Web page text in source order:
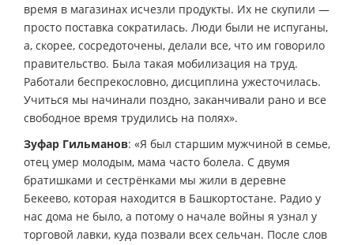
время в магазинах исчезли продукты. Их не скупили —
просто поставка сократилась. Люди были не испуганы,
а, скорее, сосредоточены, делали все, что им говорило
правительство. Была такая мобилизация на труд.
Работали беспрекословно, дисциплина ужесточилась.
Учиться мы начинали поздно, заканчивали рано и все
свободное время трудились на полях».
Зуфар Гильманов: «Я был старшим мужчиной в семье,
отец умер молодым, мама часто болела. С двумя
братишками и сестрёнками мы жили в деревне
Бекеево, которая находится в Башкортостане. Радио у
нас дома не было, а потому о начале войны я узнал у
торговой лавки, куда позвали всех сельчан. После слов